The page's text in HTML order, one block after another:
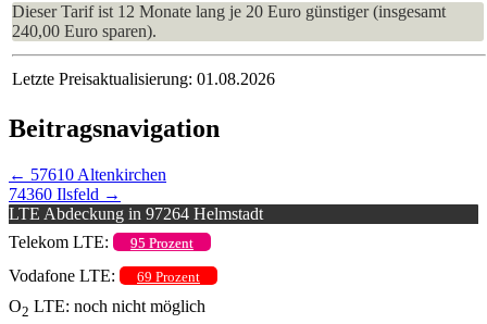
Dieser Tarif ist 12 Monate lang je 20 Euro günstiger (insgesamt
240,00 Euro sparen).
Letzte Preisaktualisierung: 01.08.2026
Beitragsnavigation
← 57610 Altenkirchen
74360 Ilsfeld →
LTE Abdeckung in 97264 Helmstadt
Telekom LTE:
95 Prozent
Vodafone LTE: 69 Prozent
O2 LTE: noch nicht möglich